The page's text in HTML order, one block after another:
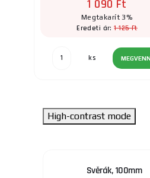
1 090 Ft
Megtakarít 3%
Eredeti ár:1 125 Ft
ks
High-contrast mode
Svěrák, 100mm